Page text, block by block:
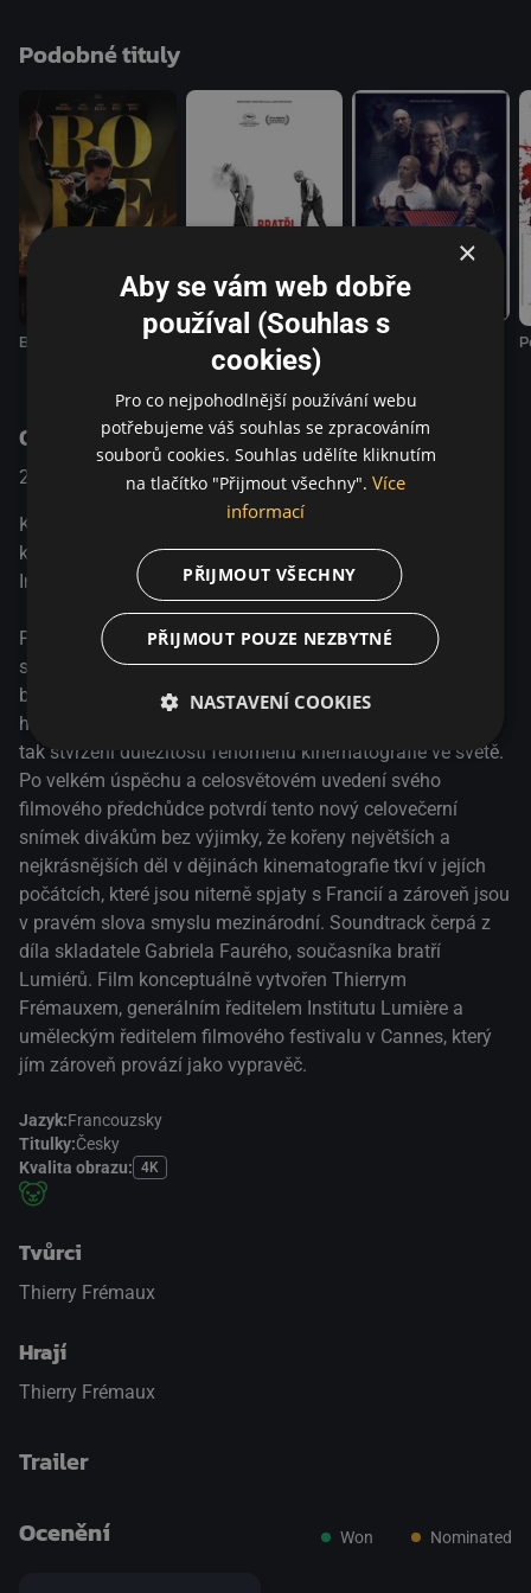
kinematografie tkví v jejích počátcích, které jsou niterně
mezinárodní. Soundtrack čerpá z díla skladatele Gabriela
Faurého, současníka bratří Lumiérů. Film konceptuálně
vytvořen Thierrym Frémauxem, generálním ředitelem
Institutu Lumière a uměleckým ředitelem filmového
festivalu v Cannes, který jím zároveň provází jako
vypravěč.
Podobné tituly
Bolero
Bratři Lumiérové Králové videa
O pořadu
2024 Francie Dokumentární
Kolekci 114 raných filmů bratří Lumièrů restauroval a
kurátorsky sestavil ředitel filmového festivalu v Cannes a
Institutu Lumière Thierry Frémaux.
Pokračování filmu BRATŘI LUMIÈROVÉ odhaluje další
stovku filmů z dílny bratrů Lumièrových, všechny
bezchybně zrestaurované, a za cíl si klade především
hlouběji prozkoumat jak historii technologických počátků,
tak stvrzení důležitosti fenoménu kinematografie ve světě.
Po velkém úspěchu a celosvětovém uvedení svého
filmového předchůdce potvrdí tento nový celovečerní
snímek divákům bez výjimky, že kořeny největších a
nejkrásnějších děl v dějinách kinematografie tkví v jejích
počátcích, které jsou niterně spjaty s Francií a zároveň jsou
v pravém slova smyslu mezinárodní. Soundtrack čerpá z
díla skladatele Gabriela Faurého, současníka bratří
Lumiérů. Film konceptuálně vytvořen Thierrym
Frémauxem, generálním ředitelem Institutu Lumière a
uměleckým ředitelem filmového festivalu v Cannes, který
jím zároveň provází jako vypravěč.
Jazyk:Francouzsky
Titulky:Česky
Kvalita obrazu: 4K
Tvůrci
Thierry Frémaux
Hrají
Thierry Frémaux
Trailer
Ocenění
Won Nominated
×
Aby se vám web dobře
používal (Souhlas s
cookies)
Pro co nejpohodlnější používání webu
potřebujeme váš souhlas se zpracováním
souborů cookies. Souhlas udělíte kliknutím
na tlačítko "Přijmout všechny". Více
informací
PŘIJMOUT VŠECHNY
PŘIJMOUT POUZE NEZBYTNÉ
NASTAVENÍ COOKIES